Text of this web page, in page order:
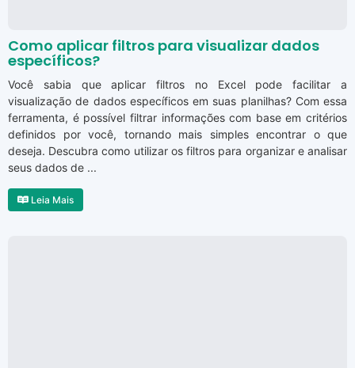
Como aplicar filtros para visualizar dados
específicos?
Você sabia que aplicar filtros no Excel pode facilitar a
visualização de dados específicos em suas planilhas? Com essa
ferramenta, é possível filtrar informações com base em critérios
definidos por você, tornando mais simples encontrar o que
deseja. Descubra como utilizar os filtros para organizar e analisar
seus dados de ...
Leia Mais